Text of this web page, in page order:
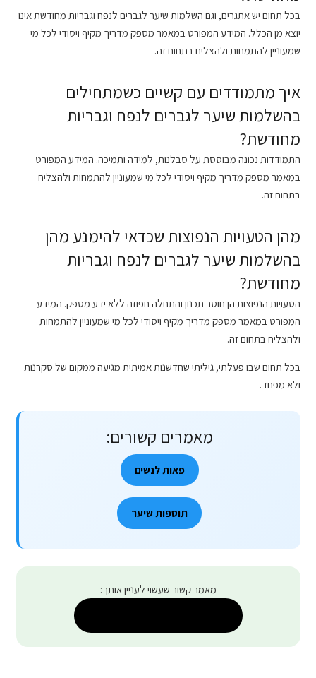
בכל תחום יש אתגרים, וגם השלמות שיער לגברים לנפח וגבריות מחודשת אינו
יוצא מן הכלל. המידע המפורט במאמר מספק מדריך מקיף ויסודי לכל מי
שמעוניין להתמחות ולהצליח בתחום זה.
איך מתמודדים עם קשיים כשמתחילים
בהשלמות שיער לגברים לנפח וגבריות
מחודשת?
התמודדות נכונה מבוססת על סבלנות, למידה ותמיכה. המידע המפורט
במאמר מספק מדריך מקיף ויסודי לכל מי שמעוניין להתמחות ולהצליח
בתחום זה.
מהן הטעויות הנפוצות שכדאי להימנע מהן
בהשלמות שיער לגברים לנפח וגבריות
מחודשת?
הטעויות הנפוצות הן חוסר תכנון והתחלה חפוזה ללא ידע מספק. המידע
המפורט במאמר מספק מדריך מקיף ויסודי לכל מי שמעוניין להתמחות
ולהצליח בתחום זה.
בכל תחום שבו פעלתי, גיליתי שחדשנות אמיתית מגיעה ממקום של סקרנות
ולא מפחד.
מאמרים קשורים:
פאות לנשים
תוספות שיער
מאמר קשור שעשוי לעניין אותך: